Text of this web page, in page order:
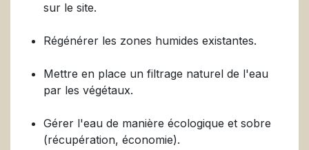
sur le site.
Régénérer les zones humides existantes.
Mettre en place un filtrage naturel de l'eau
par les végétaux.
Gérer l'eau de manière écologique et sobre
(récupération, économie).